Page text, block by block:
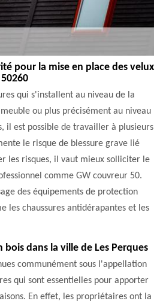
pour la mise en place des velux
qui s'installent au niveau de la
ou plus précisément au niveau
il est possible de travailler à plusieurs
le risque de blessure grave lié
les risques, il vaut mieux solliciter le
comme GW couvreur 50.
des équipements de protection
les chaussures antidérapantes et les
bois dans la ville de Les Perques
communément sous l'appellation
qui sont essentielles pour apporter
En effet, les propriétaires ont la